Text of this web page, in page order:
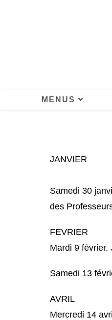
MENUS
JANVIER
Samedi 30
des
FEVRIER
Mardi 9 février.
Samedi 13
AVRIL
Mercredi 14